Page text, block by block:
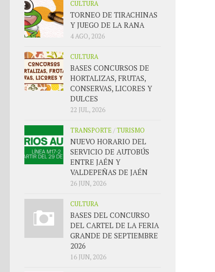
CULTURA
TORNEO DE TIRACHINAS
Y JUEGO DE LA RANA
4 AGO, 2026
CULTURA
BASES CONCURSOS DE
HORTALIZAS, FRUTAS,
CONSERVAS, LICORES Y
DULCES
22 JUL, 2026
TRANSPORTE/TURISMO
NUEVO HORARIO DEL
SERVICIO DE AUTOBÚS
ENTRE JAÉN Y
VALDEPEÑAS DE JAÉN
26 JUN, 2026
CULTURA
BASES DEL CONCURSO
DEL CARTEL DE LA FERIA
GRANDE DE SEPTIEMBRE
2026
16 JUN, 2026